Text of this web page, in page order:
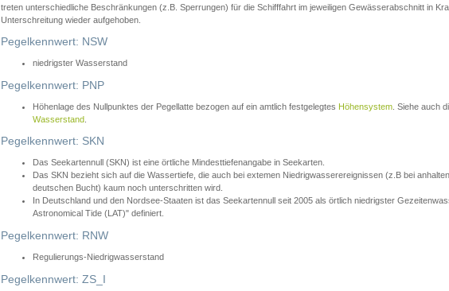
treten unterschiedliche Beschränkungen (z.B. Sperrungen) für die Schifffahrt im jeweiligen Gewässerabschnitt in
Unterschreitung wieder aufgehoben.
Pegelkennwert: NSW
niedrigster Wasserstand
Pegelkennwert: PNP
Höhenlage des Nullpunktes der Pegellatte bezogen auf ein amtlich festgelegtes Höhensystem . Siehe auch
Wasserstand
Pegelkennwert: SKN
Das Seekartennull (SKN) ist eine örtliche Mindesttiefenangabe in Seekarten.
Das SKN bezieht sich auf die Wassertiefe, die auch bei extemen Niedrigwasserereignissen (z.B bei
deutschen Bucht) kaum noch unterschritten wird.
In Deutschland und den Nordsee-Staaten ist das Seekartennull seit 2005 als örtlich niedrigster
Astronomical Tide (LAT)" definiert.
Pegelkennwert: RNW
Regulierungs-Niedrigwasserstand
Pegelkennwert: ZS_I